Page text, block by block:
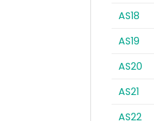
AS18
AS19
AS20
AS21
AS22